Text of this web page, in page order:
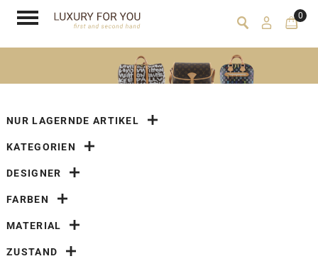
0
NUR LAGERNDE ARTIKEL
KATEGORIEN
DESIGNER
FARBEN
MATERIAL
ZUSTAND